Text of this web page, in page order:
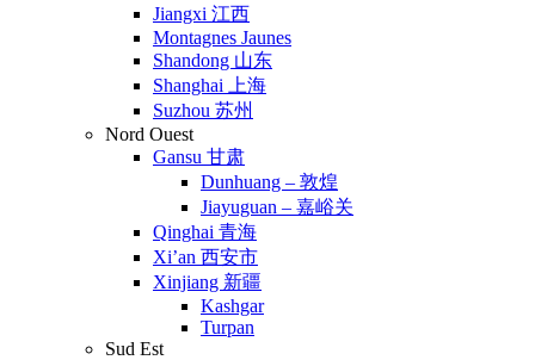
Jiangxi 江西
Montagnes Jaunes
Shandong 山东
Shanghai 上海
Suzhou 苏州
Nord Ouest
Gansu 甘肃
Dunhuang – 敦煌
Jiayuguan – 嘉峪关
Qinghai 青海
Xi’an 西安市
Xinjiang 新疆
Kashgar
Turpan
Sud Est